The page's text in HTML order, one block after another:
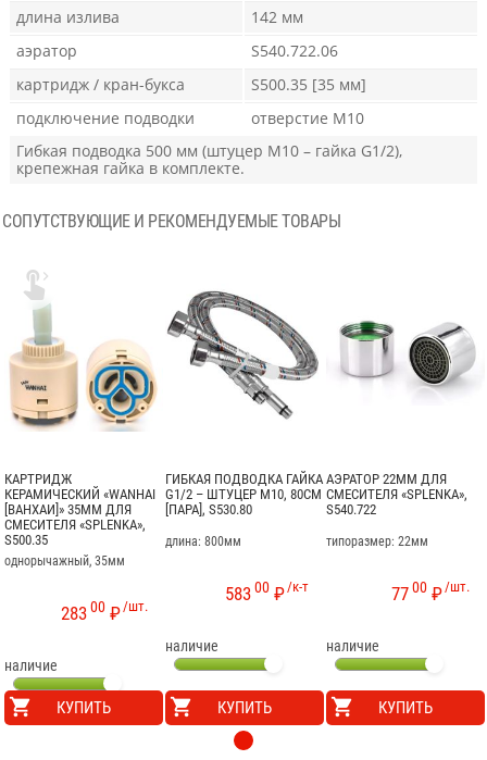
длина излива
142 мм
аэратор
S540.722.06
картридж / кран-букса
S500.35 [35 мм]
подключение подводки
отверстие М10
Гибкая подводка 500 мм (штуцер М10 – гайка G1/2),
крепежная гайка в комплекте.
СОПУТСТВУЮЩИЕ И РЕКОМЕНДУЕМЫЕ ТОВАРЫ
КАРТРИДЖ
КЕРАМИЧЕСКИЙ «WANHAI
[ВАНХАИ]» 35ММ ДЛЯ
СМЕСИТЕЛЯ «SPLENKA»,
S500.35
однорычажный, 35мм
/шт.
28300 ₽
наличие
КУПИТЬ
ГИБКАЯ ПОДВОДКА ГАЙКА
G1/2 – ШТУЦЕР М10, 80СМ
[ПАРА], S530.80
длина: 800мм
/к-т
58300 ₽
наличие
КУПИТЬ
АЭРАТОР 22ММ ДЛЯ
СМЕСИТЕЛЯ «SPLENKA»,
S540.722
типоразмер: 22мм
/шт.
7700 ₽
наличие
КУПИТЬ
